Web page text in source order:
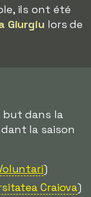
ils ont été
Giurgiu lors de
but dans la
la saison
)
Craiova)